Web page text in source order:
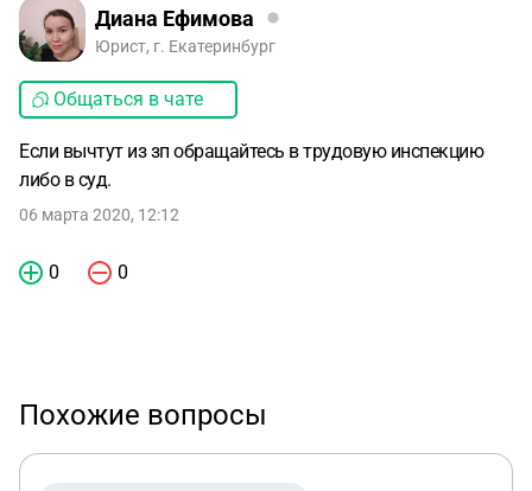
Диана Ефимова
Юрист, г. Екатеринбург
Общаться в чате
Если вычтут из зп обращайтесь в трудовую инспекцию
либо в суд.
06 марта 2020, 12:12
0 0
Похожие вопросы